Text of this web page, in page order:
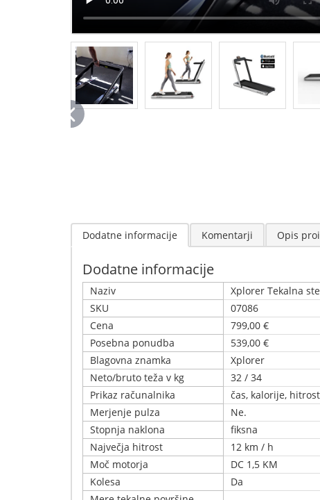
Dodatne informacije Komentarji Opis
Dodatne informacije
Naziv
Xplorer Tekalna
SKU
07086
Cena
799,00 €
Posebna ponudba
539,00 €
Blagovna znamka
Xplorer
Neto/bruto teža v kg
32 / 34
Prikaz računalnika
čas, kalorije,
Merjenje pulza
Ne.
Stopnja naklona
fiksna
Največja hitrost
12 km / h
Moč motorja
DC 1,5 KM
Kolesa
Da